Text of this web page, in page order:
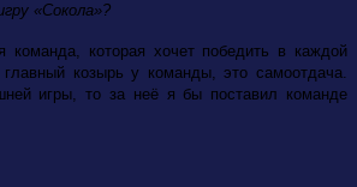
«Сокола»?
команда, которая хочет победить в каждой
козырь у команды, это самоотдача.
игры, то за неё я бы поставил команде